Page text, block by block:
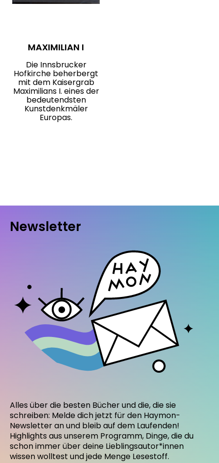
MAXIMILIAN I
Die Innsbrucker
Hofkirche beherbergt
mit dem Kaisergrab
Maximilians I. eines der
bedeutendsten
Kunstdenkmäler
Europas.
Newsletter
Alles über die besten Bücher und die, die sie
schreiben: Melde dich jetzt für den Haymon-
Newsletter an und bleib auf dem Laufenden!
Highlights aus unserem Programm, Dinge, die du
schon immer über deine Lieblingsautor*innen
wissen wolltest und jede Menge Lesestoff.